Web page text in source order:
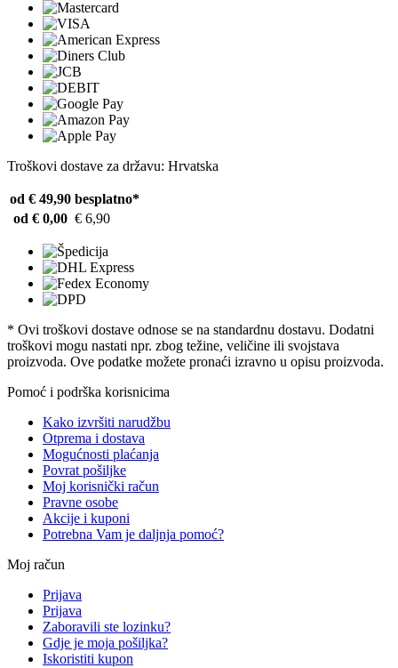
Troškovi dostave za državu: Hrvatska
od € 49,90 besplatno*
od € 0,00 € 6,90
* Ovi troškovi dostave odnose se na standardnu ​​dostavu. Dodatni
troškovi mogu nastati npr. zbog težine, veličine ili svojstava
proizvoda. Ove podatke možete pronaći izravno u opisu proizvoda.
Pomoć i podrška korisnicima
Kako izvršiti narudžbu
Otprema i dostava
Mogućnosti plaćanja
Povrat pošiljke
Moj korisnički račun
Pravne osobe
Akcije i kuponi
Potrebna Vam je daljnja pomoć?
Moj račun
Prijava
Prijava
Zaboravili ste lozinku?
Gdje je moja pošiljka?
Iskoristiti kupon